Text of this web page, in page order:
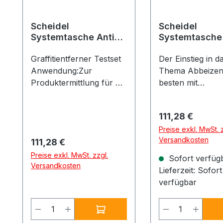
Scheidel
Systemtasche Anti-
Graffitientferner Testset
Anwendung:Zur
Produktermittlung für die
Einsatzbereich:Alle
Untergründe, ideal für
eine Kalkulation und die
zur Entfernung kleiner
Graffitis.
Regulärer Preis:
111,28 €
Preise exkl. MwSt. zzgl.
Versandkosten
Produkt Anzahl: Gib den
Scheidel
Der Einstieg in
Thema
besten mit
einfachen Vortest
Abbeizarbeiten,
anspruchsvollen
völlig unklaren
.
Regulärer Preis:
111,28 €
Preise exkl. MwSt.
Versandkosten
Sofort
Lieferzeit: Sofort
verfügbar
Produkt